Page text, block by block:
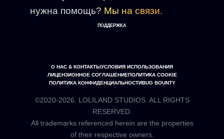
нужна помощь? Мы на связи.
ПОДДЕРЖКА
О НАС & КОНТАКТЫУСЛОВИЯ ИСПОЛЬЗОВАНИЯ
ЛИЦЕНЗИОННОЕ СОГЛАШЕНИЕПОЛИТИКА COOKIE
ПОЛИТИКА КОНФИДЕНЦИАЛЬНОСТИBUG BOUNTY
©2020-2026. LOLILAND STUDIOS. ALL RIGHTS
RESERVED.
All trademarks referenced herein are the properties